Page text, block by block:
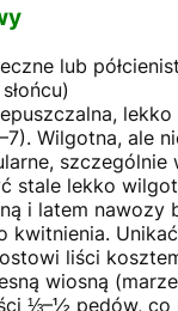
lub
Wilgotna, ale
szczególnie
stale lekko
i latem nawozy
kwitnienia.
liści
wiosną
⅓–½ pędów, co